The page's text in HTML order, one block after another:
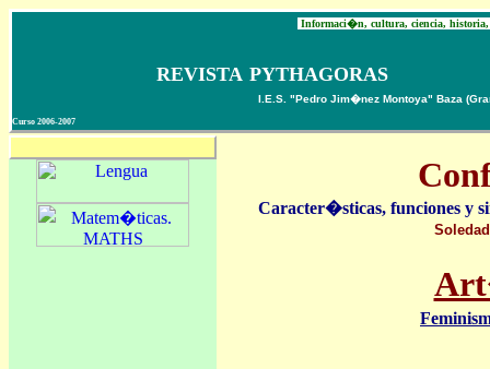
Informaci�n, cultura, ciencia, historia,
REVISTA PYTHAGORAS
I.E.S. "Pedro Jim�nez Montoya" Baza
Curso 2006-2007
Caracter�sticas, funciones y